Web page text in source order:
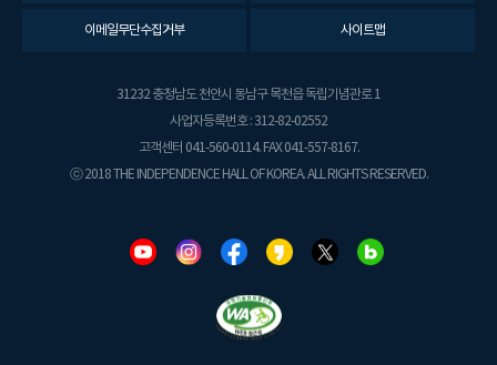
이메일무단수집거부 사이트맵
31232 충청남도 천안시 동남구 목천읍 독립기념관로 1
사업자등록번호 : 312-82-02552
고객센터 041-560-0114. FAX 041-557-8167.
ⓒ 2018 THE INDEPENDENCE HALL OF KOREA. ALL RIGHTS RESERVED.